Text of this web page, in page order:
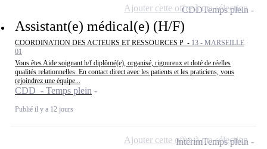
Assistant(e) médical(e) (H/F)
COORDINATION DES ACTEURS ET RESSOURCES P - 13 - MARSEILLE
01
Vous êtes Aide soignant h/f diplômé(e), organisé, rigoureux et doté de réelles
qualités relationnelles. En contact direct avec les patients et les praticiens, vous
rejoindrez une équipe...
CDD - Temps plein
Publié il y a 12 jours
CDDTemps plein
Ajouter cette offre à ma sélection
IntérimTemps plein
Ajouter cette offre à ma sélection